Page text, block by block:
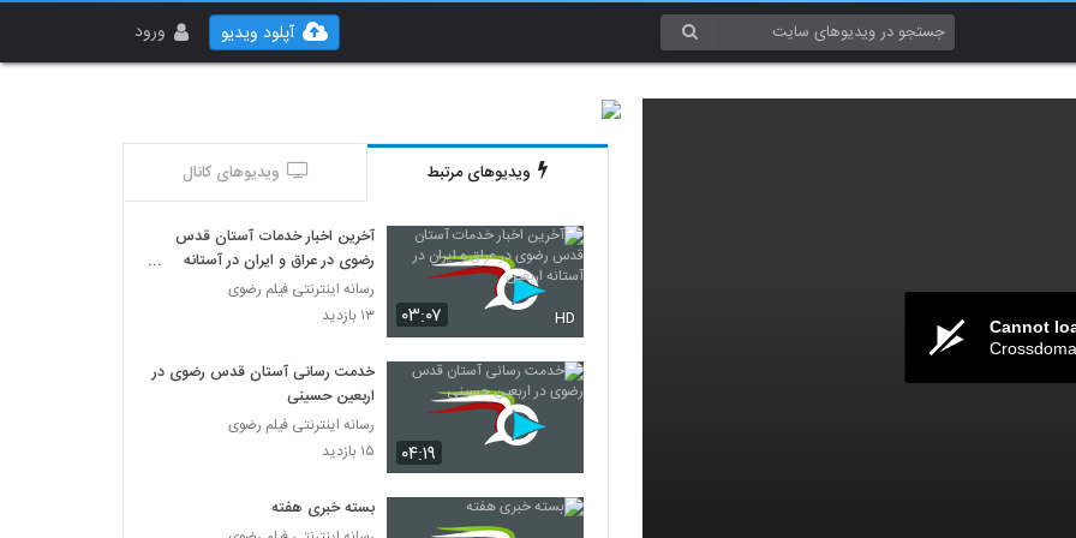
ورود آپلود ویدیو
Cannot
ویدیوهای مرتبط ویدیوهای کانال
۰۳:۰۷ HD
آخرین اخبار خدمات آستان قدس
رضوی در عراق و ایران در آستانه
اربعین
رسانه اینترنتی فیلم رضوی
۱۳ بازدید
۰۴:۱۹
خدمت رسانی آستان قدس رضوی در
اربعین حسینی
رسانه اینترنتی فیلم رضوی
۱۵ بازدید
بسته خبری هفته